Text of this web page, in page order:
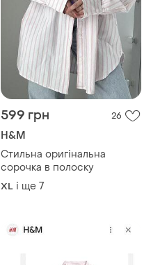
599 грн 26
H&M
Стильна оригінальна
сорочка в полоску
XL і ще 7